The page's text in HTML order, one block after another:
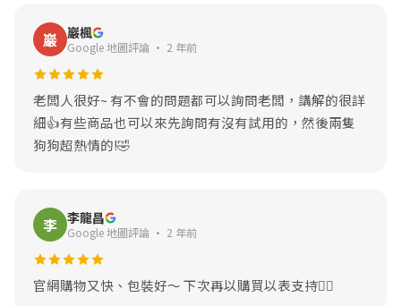
巖 巖楓
Google 地圖評論 · 2 年前
老闆人很好~ 有不會的問題都可以詢問老闆，講解的很詳
細👍有些商品也可以來先詢問有沒有試用的，然後兩隻
狗狗超熱情的!🤣
李 李龍昌
Google 地圖評論 · 2 年前
官網購物又快、包裝好～ 下次再以購買以表支持🙆‍♂️